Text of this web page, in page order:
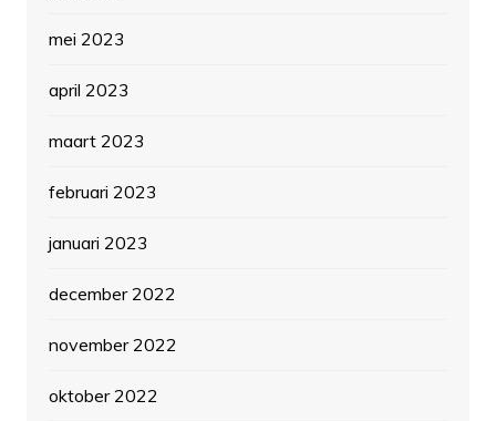
mei 2023
april 2023
maart 2023
februari 2023
januari 2023
december 2022
november 2022
oktober 2022